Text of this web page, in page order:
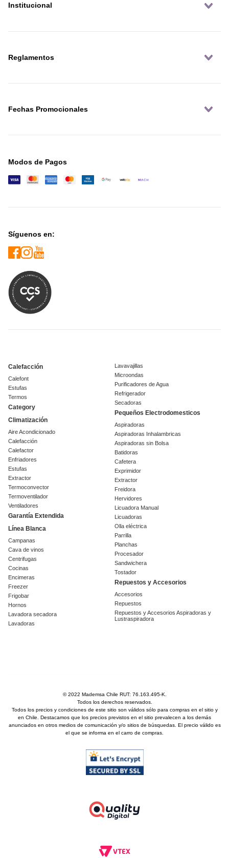
Institucional
Reglamentos
Fechas Promocionales
Modos de Pagos
Síguenos en:
Calefacción
Calefont
Estufas
Termos
Category
Climatización
Aire Acondicionado
Calefacción
Calefactor
Enfriadores
Estufas
Extractor
Termoconvector
Termoventilador
Ventiladores
Garantía Extendida
Línea Blanca
Campanas
Cava de vinos
Centrifugas
Cocinas
Encimeras
Freezer
Frigobar
Hornos
Lavadora secadora
Lavadoras
Lavavajillas
Microondas
Purificadores de Agua
Refrigerador
Secadoras
Pequeños Electrodomesticos
Aspiradoras
Aspiradoras Inhalambricas
Aspiradoras sin Bolsa
Batidoras
Cafetera
Exprimidor
Extractor
Freidora
Hervidores
Licuadora Manual
Licuadoras
Olla eléctrica
Parrilla
Planchas
Procesador
Sandwichera
Tostador
Repuestos y Accesorios
Accesorios
Repuestos
Repuestos y Accesorios Aspiradoras y
Lustraspiradora
© 2022 Mademsa Chile RUT: 76.163.495-K.
Todos los derechos reservados.
Todos los precios y condiciones de este sitio son válidos sólo para compras en el sitio y
en Chile. Destacamos que los precios previstos en el sitio prevalecen a los demás
anunciados en otros medios de comunicación y/o sitios de búsquedas. El precio válido es
el que se informa en el carro de compras.